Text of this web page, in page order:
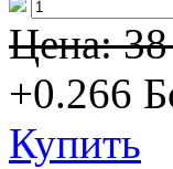
Цена:
+0.266
Купить